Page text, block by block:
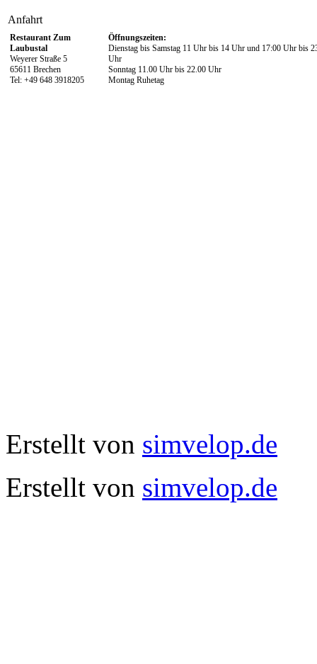
Anfahrt
Restaurant Zum
Laubustal
Weyerer Straße 5
65611 Brechen
Tel: +49 648 3918205
Öffnungszeiten:
Dienstag bis Samstag 11 Uhr bis 14 Uhr und 17:00 Uhr bis
Uhr
Sonntag 11.00 Uhr bis 22.00 Uhr
Montag Ruhetag
Erstellt von simvelop.de
Erstellt von simvelop.de